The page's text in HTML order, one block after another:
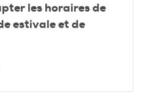
les horaires de
estivale et de